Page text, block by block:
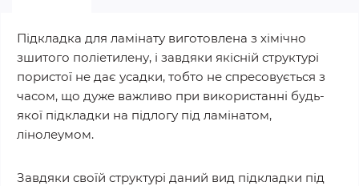
Підкладка для ламінату виготовлена з хімічно
зшитого поліетилену, і завдяки якісній структурі
пористої не дає усадки, тобто не спресовується з
часом, що дуже важливо при використанні будь-
якої підкладки на підлогу під ламінатом,
лінолеумом.
Завдяки своїй структурі даний вид підкладки під